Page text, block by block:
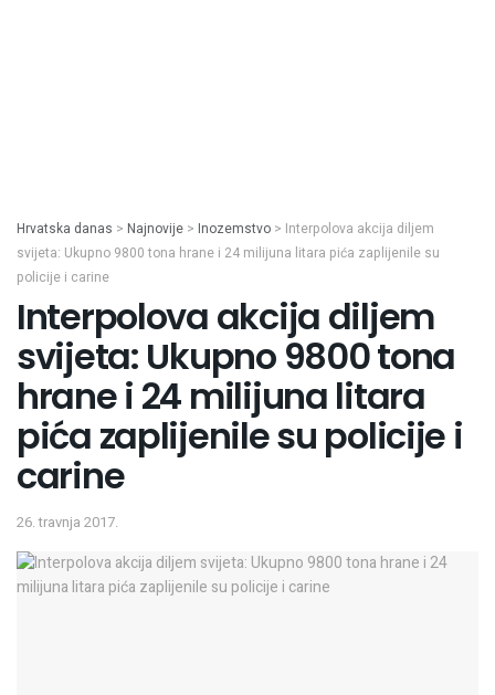
Hrvatska danas > Najnovije > Inozemstvo > Interpolova akcija diljem
svijeta: Ukupno 9800 tona hrane i 24 milijuna litara pića zaplijenile su
policije i carine
Interpolova akcija diljem
svijeta: Ukupno 9800 tona
hrane i 24 milijuna litara
pića zaplijenile su policije i
carine
26. travnja 2017.